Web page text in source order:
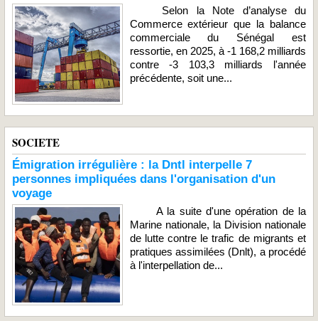
Selon la Note d’analyse du
Commerce extérieur que la balance
commerciale du Sénégal est
ressortie, en 2025, à -1 168,2 milliards
contre -3 103,3 milliards l'année
précédente, soit une...
SOCIETE
Émigration irrégulière : la Dntl interpelle 7
personnes impliquées dans l'organisation d'un
voyage
A la suite d'une opération de la
Marine nationale, la Division nationale
de lutte contre le trafic de migrants et
pratiques assimilées (Dnlt), a procédé
à l'interpellation de...